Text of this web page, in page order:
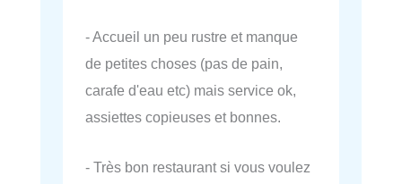
- Accueil un peu rustre et manque
de petites choses (pas de pain,
carafe d'eau etc) mais service ok,
assiettes copieuses et bonnes.
- Très bon restaurant si vous voulez